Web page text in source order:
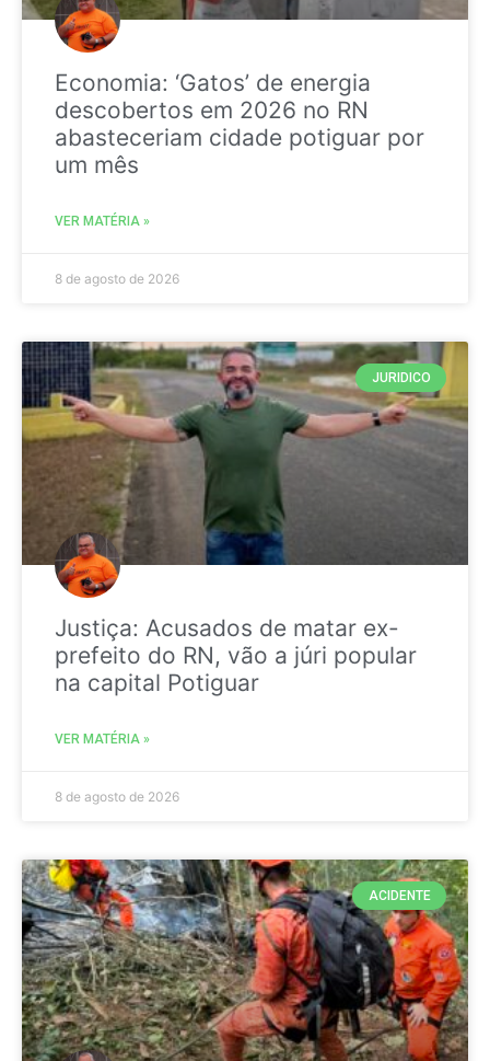
Economia: ‘Gatos’ de energia
descobertos em 2026 no RN
abasteceriam cidade potiguar por
um mês
VER MATÉRIA »
8 de agosto de 2026
JURIDICO
Justiça: Acusados de matar ex-
prefeito do RN, vão a júri popular
na capital Potiguar
VER MATÉRIA »
8 de agosto de 2026
ACIDENTE